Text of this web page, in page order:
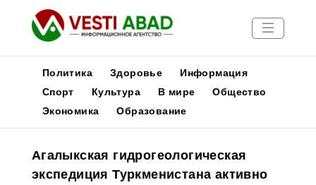
Новости
Медиа
Афиша
Политика Здоровье
Информация
Спорт
Культура В мире
Общество
Экономика
Образование
Агалыкская гидрогеологическая
экспедиция Туркменистана активно